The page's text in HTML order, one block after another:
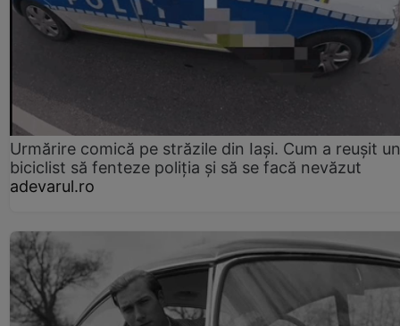
Urmărire comică pe străzile din Iași. Cum a reușit un
biciclist să fenteze poliția și să se facă nevăzut
adevarul.ro